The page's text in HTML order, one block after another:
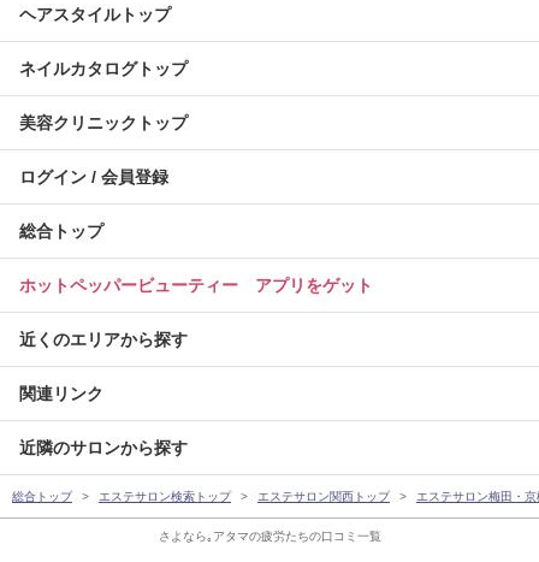
さよなら｡アタマの疲労たちの口コミ一覧
ヘアスタイルトップ
ネイルカタログトップ
美容クリニックトップ
ログイン / 会員登録
総合トップ
ホットペッパービューティー アプリをゲット
近くのエリアから探す
関連リンク
近隣のサロンから探す
総合トップ エステサロン検索トップ エステサロン関西トップ エステサロン梅田・